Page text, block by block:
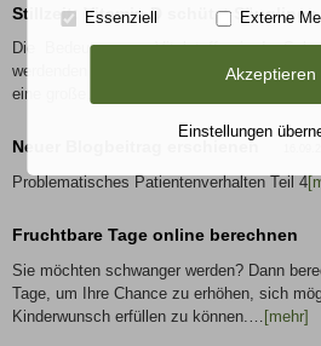
Stillzeit: Vitamin D schützt
Die Bedeutung von Vitalstoffen in der
werdenden Müttern bekannt. Aber auch in
eine große…
Neuer Blogbeitrag erschienen
Problematisches Patientenverhalten Teil 4
Fruchtbare Tage online berechnen
Sie möchten schwanger werden? Dann
Tage, um Ihre Chance zu erhöhen, sich
Kinderwunsch erfüllen zu können.…
[mehr]
Essenziell Externe
Akzeptieren
Einstellungen